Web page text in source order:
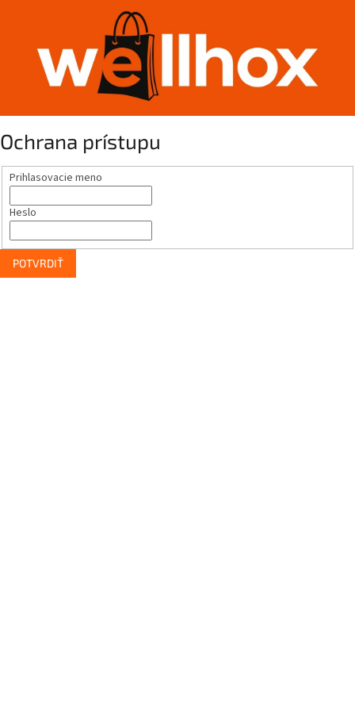
Ochrana prístupu
Prihlasovacie meno
Heslo
POTVRDIŤ